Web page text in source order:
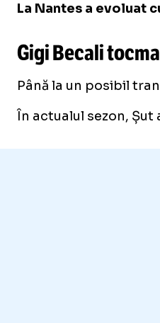
La Nantes a evoluat
Gigi Becali
Până la un posibil
În actualul sezon,